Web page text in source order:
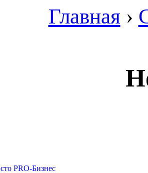
Главная ›
PRO-Бизнес